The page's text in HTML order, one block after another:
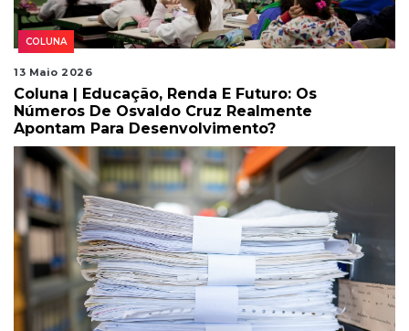
COLUNA
13 Maio 2026
Coluna | Educação, Renda E Futuro: Os
Números De Osvaldo Cruz Realmente
Apontam Para Desenvolvimento?